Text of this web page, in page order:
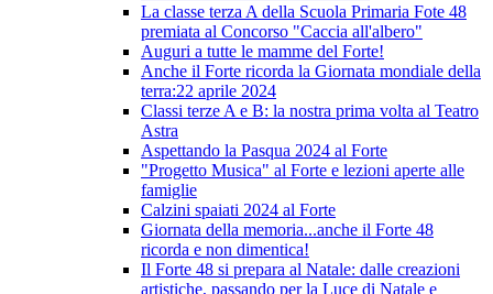
La classe terza A della Scuola Primaria Fote 48
premiata al Concorso "Caccia all'albero"
Auguri a tutte le mamme del Forte!
Anche il Forte ricorda la Giornata mondiale della
terra:22 aprile 2024
Classi terze A e B: la nostra prima volta al Teatro
Astra
Aspettando la Pasqua 2024 al Forte
"Progetto Musica" al Forte e lezioni aperte alle
famiglie
Calzini spaiati 2024 al Forte
Giornata della memoria...anche il Forte 48
ricorda e non dimentica!
Il Forte 48 si prepara al Natale: dalle creazioni
artistiche, passando per la Luce di Natale e